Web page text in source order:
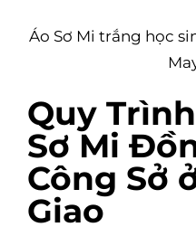
Áo Sơ Mi trắng học
Quy
Sơ Mi
Công Sở
Giao